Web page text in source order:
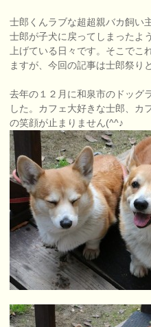
士郎くんラブな超超親バカ飼い
士郎が子犬に戻ってしまったよ
上げている日々です。そこでこ
ますが、今回の記事は士郎祭り
去年の１２月に和泉市のドッグ
した。カフェ大好きな士郎、カ
の笑顔が止まりません(^^♪